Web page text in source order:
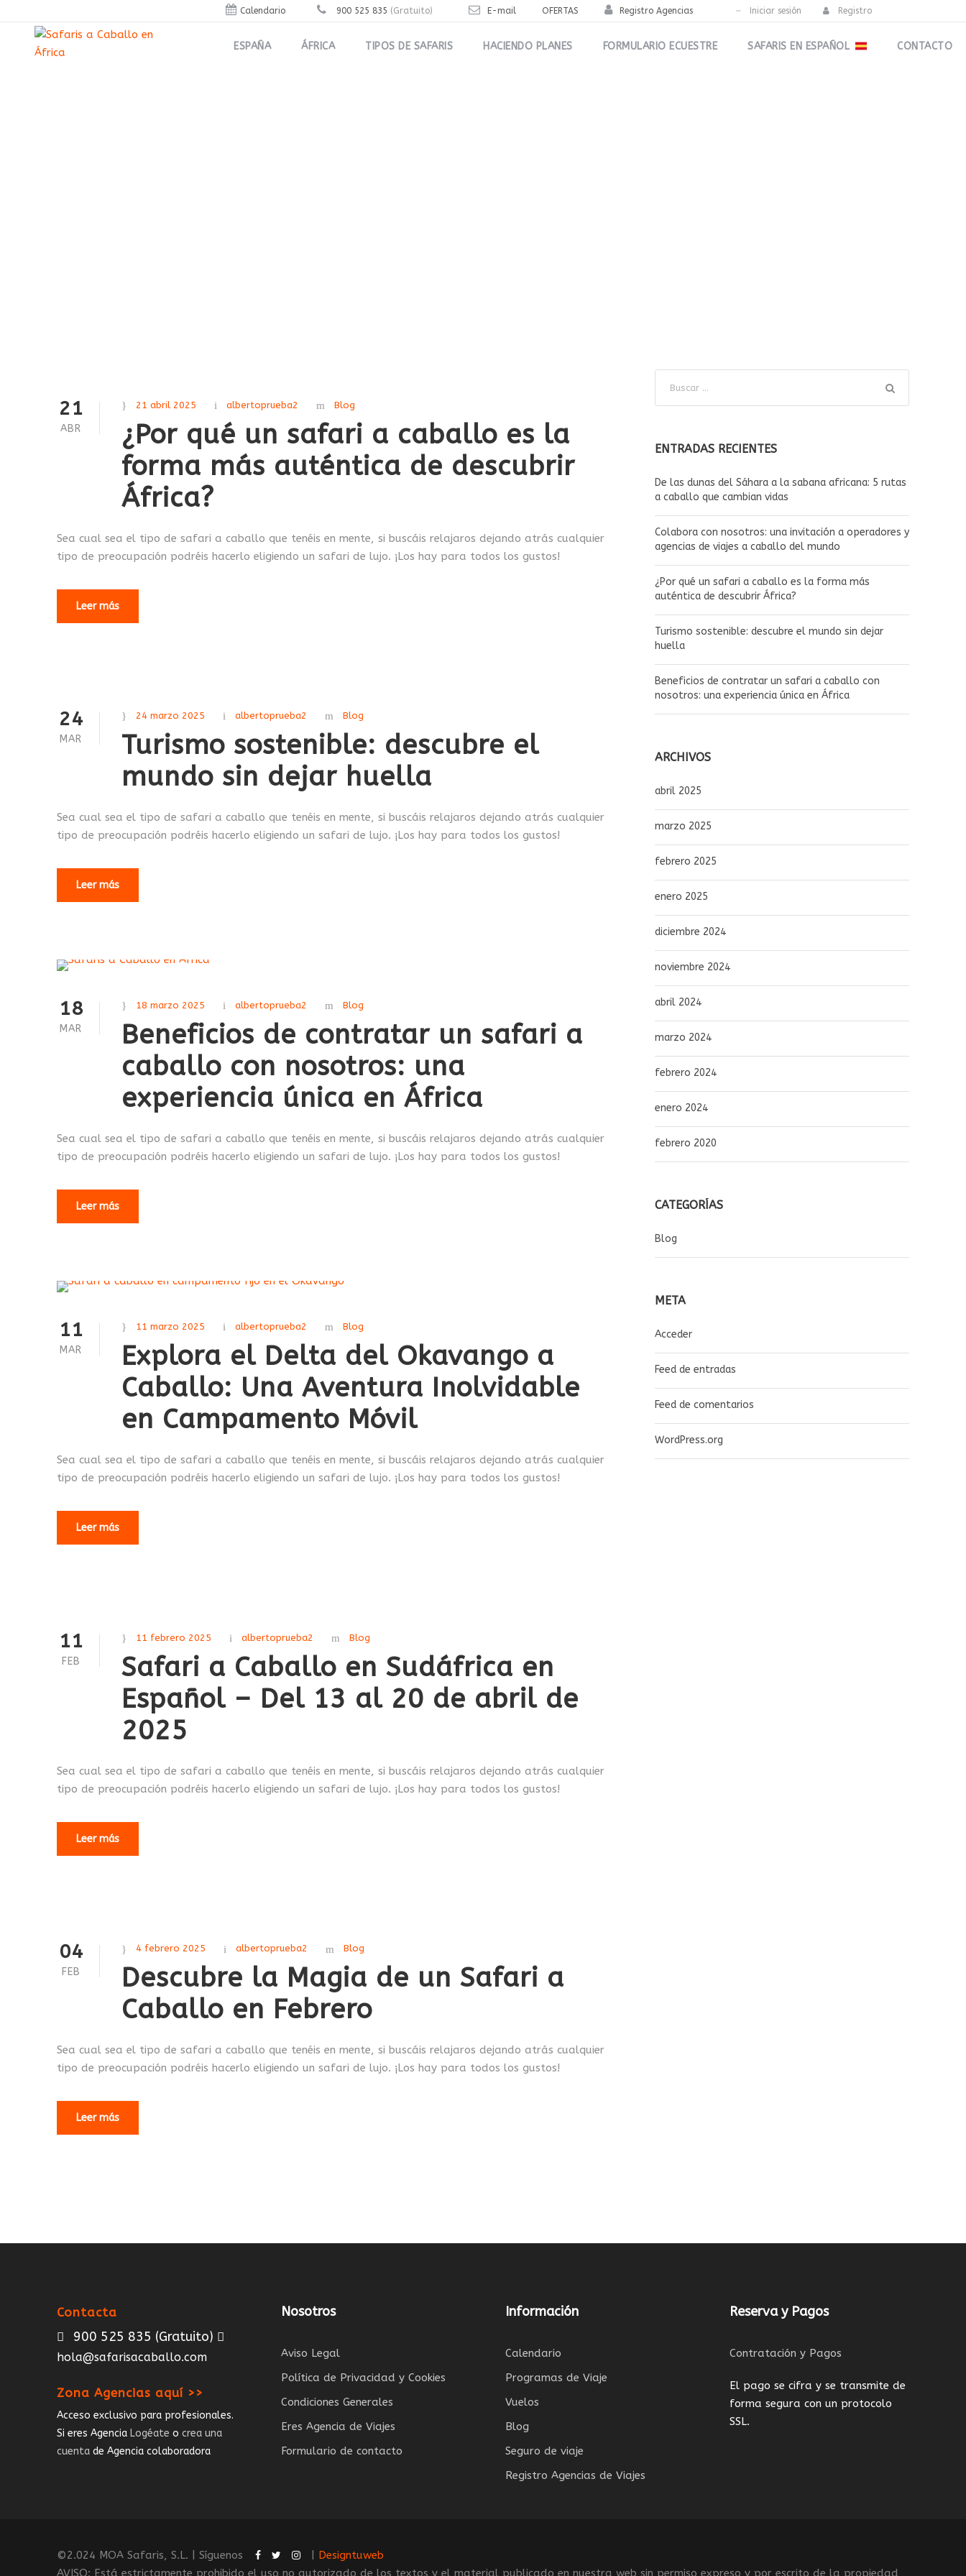
Calendario 900 525 835 (Gratuito) E-mail OFERTAS Registro Agencias Iniciar sesión Registro
ESPAÑA ÁFRICA TIPOS DE SAFARIS HACIENDO PLANES FORMULARIO ECUESTRE SAFARIS EN ESPAÑOL CONTACTO
21
ABR
21 abril 2025 albertoprueba2 Blog
¿Por qué un safari a caballo es la
forma más auténtica de descubrir
África?
Sea cual sea el tipo de safari a caballo que tenéis en mente, si buscáis relajaros dejando atrás cualquier
tipo de preocupación podréis hacerlo eligiendo un safari de lujo. ¡Los hay para todos los gustos!
Leer más
24
MAR
24 marzo 2025 albertoprueba2 Blog
Turismo sostenible: descubre el
mundo sin dejar huella
Sea cual sea el tipo de safari a caballo que tenéis en mente, si buscáis relajaros dejando atrás cualquier
tipo de preocupación podréis hacerlo eligiendo un safari de lujo. ¡Los hay para todos los gustos!
Leer más
18
MAR
18 marzo 2025 albertoprueba2 Blog
Beneficios de contratar un safari a
caballo con nosotros: una
experiencia única en África
Sea cual sea el tipo de safari a caballo que tenéis en mente, si buscáis relajaros dejando atrás cualquier
tipo de preocupación podréis hacerlo eligiendo un safari de lujo. ¡Los hay para todos los gustos!
Leer más
11
MAR
11 marzo 2025 albertoprueba2 Blog
Explora el Delta del Okavango a
Caballo: Una Aventura Inolvidable
en Campamento Móvil
Sea cual sea el tipo de safari a caballo que tenéis en mente, si buscáis relajaros dejando atrás cualquier
tipo de preocupación podréis hacerlo eligiendo un safari de lujo. ¡Los hay para todos los gustos!
Leer más
11
FEB
11 febrero 2025 albertoprueba2 Blog
Safari a Caballo en Sudáfrica en
Español – Del 13 al 20 de abril de
2025
Sea cual sea el tipo de safari a caballo que tenéis en mente, si buscáis relajaros dejando atrás cualquier
tipo de preocupación podréis hacerlo eligiendo un safari de lujo. ¡Los hay para todos los gustos!
Leer más
04
FEB
4 febrero 2025 albertoprueba2 Blog
Descubre la Magia de un Safari a
Caballo en Febrero
Sea cual sea el tipo de safari a caballo que tenéis en mente, si buscáis relajaros dejando atrás cualquier
tipo de preocupación podréis hacerlo eligiendo un safari de lujo. ¡Los hay para todos los gustos!
Leer más
ENTRADAS RECIENTES
De las dunas del Sáhara a la sabana africana: 5 rutas
a caballo que cambian vidas
Colabora con nosotros: una invitación a operadores y
agencias de viajes a caballo del mundo
¿Por qué un safari a caballo es la forma más
auténtica de descubrir África?
Turismo sostenible: descubre el mundo sin dejar
huella
Beneficios de contratar un safari a caballo con
nosotros: una experiencia única en África
ARCHIVOS
abril 2025
marzo 2025
febrero 2025
enero 2025
diciembre 2024
noviembre 2024
abril 2024
marzo 2024
febrero 2024
enero 2024
febrero 2020
CATEGORÍAS
Blog
META
Acceder
Feed de entradas
Feed de comentarios
WordPress.org
Contacta
900 525 835 (Gratuito)
hola@safarisacaballo.com
Zona Agencias aquí >>
Acceso exclusivo para profesionales.
Si eres Agencia Logéate o crea una
cuenta de Agencia colaboradora
Nosotros
Aviso Legal
Política de Privacidad y Cookies
Condiciones Generales
Eres Agencia de Viajes
Formulario de contacto
Información
Calendario
Programas de Viaje
Vuelos
Blog
Seguro de viaje
Registro Agencias de Viajes
Reserva y Pagos
Contratación y Pagos
El pago se cifra y se transmite de
forma segura con un protocolo
SSL.
©2.024 MOA Safaris, S.L. | Síguenos
Designtuweb
AVISO: Está estrictamente prohibido el uso no autorizado de los textos y el material publicado en nuestra web sin permiso expreso y por escrito de la propiedad